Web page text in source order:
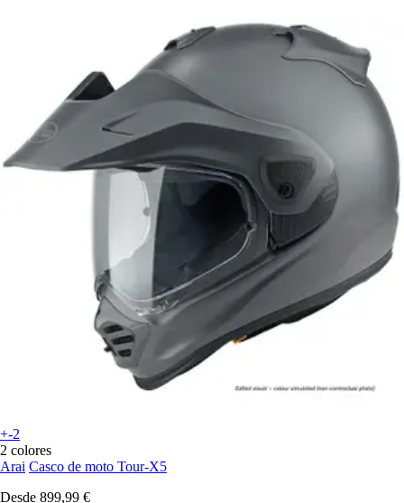
+-2
2 colores
Arai Casco de moto Tour-X5
Desde 899,99 €